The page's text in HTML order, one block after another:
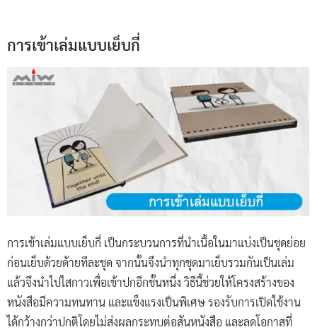
การเข้าเล่มแบบเย็บกี่
การเข้าเล่มแบบเย็บกี่ เป็นกระบวนการที่นำเนื้อในมาแบ่งเป็นชุดย่อย
ก่อนเย็บด้วยด้ายทีละชุด จากนั้นจึงนำทุกชุดมาเย็บรวมกันเป็นเล่ม
แล้วจึงนำไปไสกาวเพื่อเข้าปกอีกชั้นหนึ่ง วิธีนี้ช่วยให้โครงสร้างของ
หนังสือมีความทนทาน และแข็งแรงเป็นพิเศษ รองรับการเปิดใช้งาน
ได้กว้างกว่าปกติโดยไม่ส่งผลกระทบต่อสันหนังสือ และลดโอกาสที่